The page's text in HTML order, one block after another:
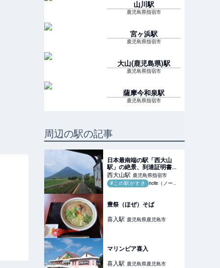
山川駅
鹿児島県指宿市
宮ヶ浜駅
鹿児島県指宿市
大山(鹿児島県)駅
鹿児島県指宿市
薩摩今和泉駅
鹿児島県指宿市
周辺の駅の記事
日本最南端の駅「西大山
駅」の絶景、到達証明書の
もらい方｜日本一周、世界
一周 もふP
西大山駅 鹿児島県指宿市
#この駅がすき
note（ノート）
豊祭（ほぜ）そば
喜入駅 鹿児島県鹿児島市
マリンピア喜入
喜入駅 鹿児島県鹿児島市